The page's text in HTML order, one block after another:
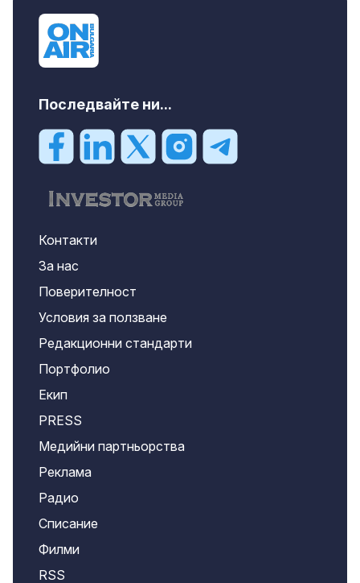
Последвайте ни...
Контакти
За нас
Поверителност
Условия за ползване
Редакционни стандарти
Портфолио
Екип
PRESS
Медийни партньорства
Реклама
Радио
Списание
Филми
RSS